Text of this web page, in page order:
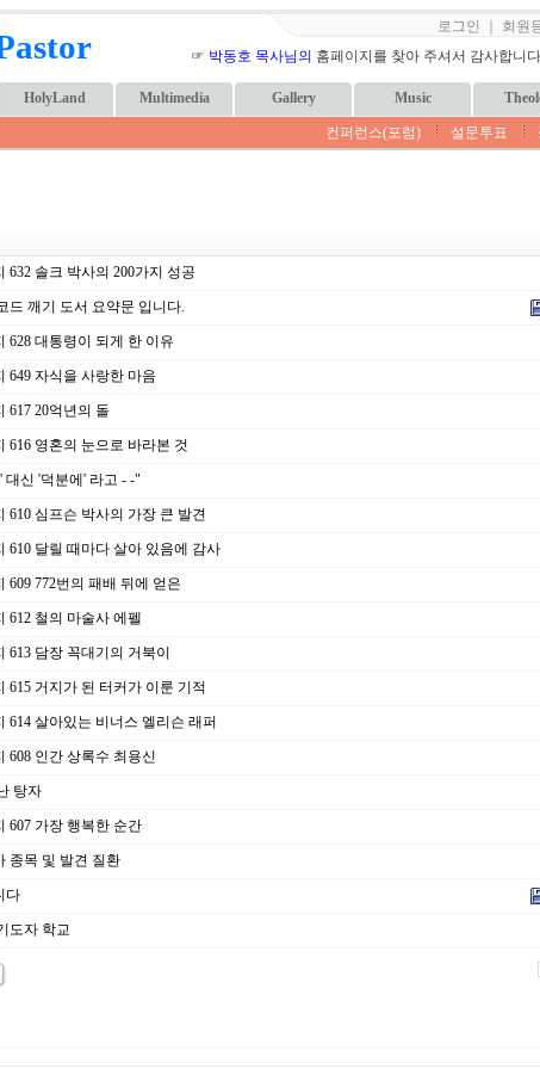
로그인 회원
☞ 박동호 목사님의 홈페이지를 찾아 주셔서 감사합니
HolyLand Multimedia Gallery Music
컨퍼런스(포럼) 설문투표
632 솔크 박사의 200가지 성공
드 깨기 도서 요약문 입니다.
628 대통령이 되게 한 이유
649 자식을 사랑한 마음
617 20억년의 돌
616 영혼의 눈으로 바라본 것
대신 '덕분에' 라고 - -"
610 심프슨 박사의 가장 큰 발견
610 달릴 때마다 살아 있음에 감사
609 772번의 패배 뒤에 얻은
612 철의 마술사 에펠
613 담장 꼭대기의 거북이
615 거지가 된 터커가 이룬 기적
614 살아있는 비너스 엘리슨 래퍼
608 인간 상록수 최용신
탕자
607 가장 행복한 순간
종목 및 발견 질환
다
도자 학교